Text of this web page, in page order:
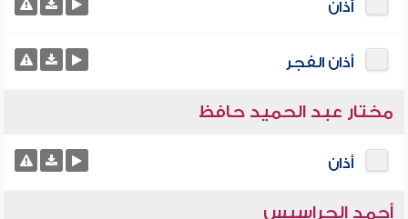
أذان
أذان الفجر
مختار عبد الحميد حافظ
أذان
أحمد الحراسيس